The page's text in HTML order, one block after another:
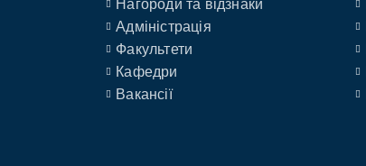
Нагороди та відзнаки
Адміністрація
Факультети
Кафедри
Вакансії